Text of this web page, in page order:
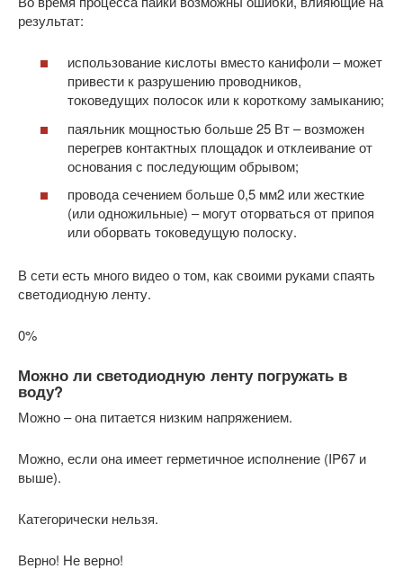
результат:
использование кислоты вместо канифоли – может
привести к разрушению проводников,
токоведущих полосок или к короткому замыканию;
паяльник мощностью больше 25 Вт – возможен
перегрев контактных площадок и отклеивание от
основания с последующим обрывом;
провода сечением больше 0,5 мм2 или жесткие
(или одножильные) – могут оторваться от припоя
или оборвать токоведущую полоску.
В сети есть много видео о том, как своими руками спаять
светодиодную ленту.
0%
Можно ли светодиодную ленту погружать в
воду?
Можно – она питается низким напряжением.
Можно, если она имеет герметичное исполнение (IP67 и
выше).
Категорически нельзя.
Верно! Не верно!